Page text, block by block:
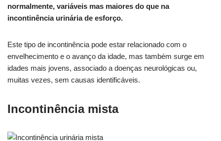
normalmente, variáveis mas maiores do que na
incontinência urinária de esforço.
Este tipo de incontinência pode estar relacionado com o
envelhecimento e o avanço da idade, mas também surge em
idades mais jovens, associado a doenças neurológicas ou,
muitas vezes, sem causas identificáveis.
Incontinência mista